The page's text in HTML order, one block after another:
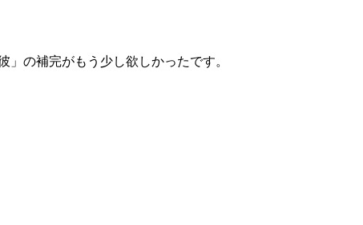
の補完がもう少し欲しかったです。